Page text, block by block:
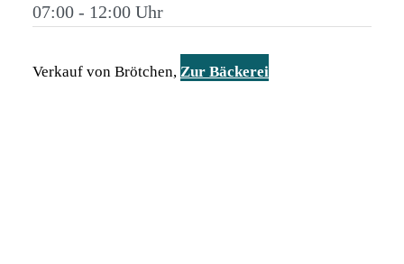
07:00 - 12:00
Verkauf von Brötchen, Zur Bäckerei